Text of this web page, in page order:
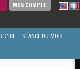
MON COMPTE
D'ICI SÉANCE DU MOIS
AUTOPORTRAIT